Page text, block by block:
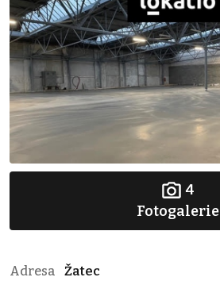
4
Fotogalerie
Adresa
Žatec